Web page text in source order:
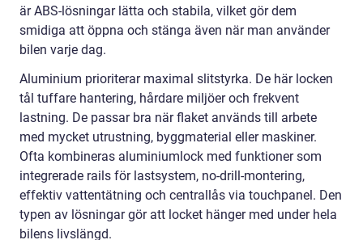
är ABS-lösningar lätta och stabila, vilket gör dem
smidiga att öppna och stänga även när man använder
bilen varje dag.
Aluminium prioriterar maximal slitstyrka. De här locken
tål tuffare hantering, hårdare miljöer och frekvent
lastning. De passar bra när flaket används till arbete
med mycket utrustning, byggmaterial eller maskiner.
Ofta kombineras aluminiumlock med funktioner som
integrerade rails för lastsystem, no-drill-montering,
effektiv vattentätning och centrallås via touchpanel. Den
typen av lösningar gör att locket hänger med under hela
bilens livslängd.